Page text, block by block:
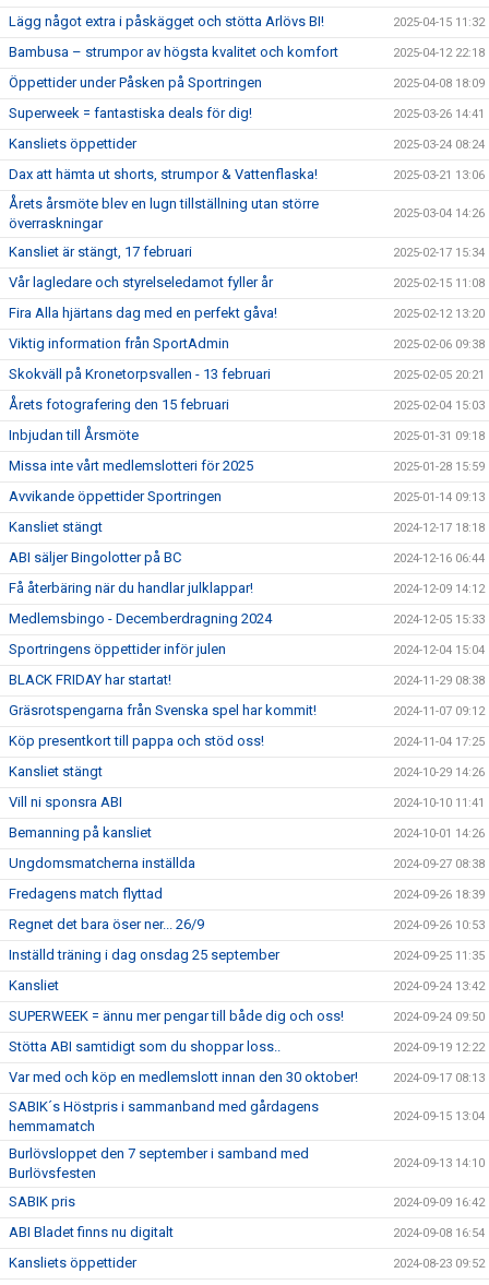
Lägg något extra i påskägget och stötta Arlövs BI! 2025-04-15 11:32
Bambusa – strumpor av högsta kvalitet och komfort 2025-04-12 22:18
Öppettider under Påsken på Sportringen 2025-04-08 18:09
Superweek = fantastiska deals för dig! 2025-03-26 14:41
Kansliets öppettider 2025-03-24 08:24
Dax att hämta ut shorts, strumpor & Vattenflaska! 2025-03-21 13:06
Årets årsmöte blev en lugn tillställning utan större
överraskningar
2025-03-04 14:26
Kansliet är stängt, 17 februari 2025-02-17 15:34
Vår lagledare och styrelseledamot fyller år 2025-02-15 11:08
Fira Alla hjärtans dag med en perfekt gåva! 2025-02-12 13:20
Viktig information från SportAdmin 2025-02-06 09:38
Skokväll på Kronetorpsvallen - 13 februari 2025-02-05 20:21
Årets fotografering den 15 februari 2025-02-04 15:03
Inbjudan till Årsmöte 2025-01-31 09:18
Missa inte vårt medlemslotteri för 2025 2025-01-28 15:59
Avvikande öppettider Sportringen 2025-01-14 09:13
Kansliet stängt 2024-12-17 18:18
ABI säljer Bingolotter på BC 2024-12-16 06:44
Få återbäring när du handlar julklappar! 2024-12-09 14:12
Medlemsbingo - Decemberdragning 2024 2024-12-05 15:33
Sportringens öppettider inför julen 2024-12-04 15:04
BLACK FRIDAY har startat! 2024-11-29 08:38
Gräsrotspengarna från Svenska spel har kommit! 2024-11-07 09:12
Köp presentkort till pappa och stöd oss! 2024-11-04 17:25
Kansliet stängt 2024-10-29 14:26
Vill ni sponsra ABI 2024-10-10 11:41
Bemanning på kansliet 2024-10-01 14:26
Ungdomsmatcherna inställda 2024-09-27 08:38
Fredagens match flyttad 2024-09-26 18:39
Regnet det bara öser ner... 26/9 2024-09-26 10:53
Inställd träning i dag onsdag 25 september 2024-09-25 11:35
Kansliet 2024-09-24 13:42
SUPERWEEK = ännu mer pengar till både dig och oss! 2024-09-24 09:50
Stötta ABI samtidigt som du shoppar loss.. 2024-09-19 12:22
Var med och köp en medlemslott innan den 30 oktober! 2024-09-17 08:13
SABIK´s Höstpris i sammanband med gårdagens
hemmamatch
2024-09-15 13:04
Burlövsloppet den 7 september i samband med
Burlövsfesten
2024-09-13 14:10
SABIK pris 2024-09-09 16:42
ABI Bladet finns nu digitalt 2024-09-08 16:54
Kansliets öppettider 2024-08-23 09:52